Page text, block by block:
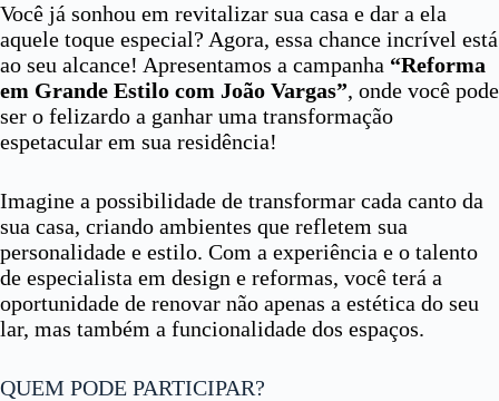
Você já sonhou em revitalizar sua casa e dar a ela
aquele toque especial? Agora, essa chance incrível está
ao seu alcance! Apresentamos a campanha “Reforma
em Grande Estilo com João Vargas”, onde você pode
ser o felizardo a ganhar uma transformação
espetacular em sua residência!
Imagine a possibilidade de transformar cada canto da
sua casa, criando ambientes que refletem sua
personalidade e estilo. Com a experiência e o talento
de especialista em design e reformas, você terá a
oportunidade de renovar não apenas a estética do seu
lar, mas também a funcionalidade dos espaços.
QUEM PODE PARTICIPAR?